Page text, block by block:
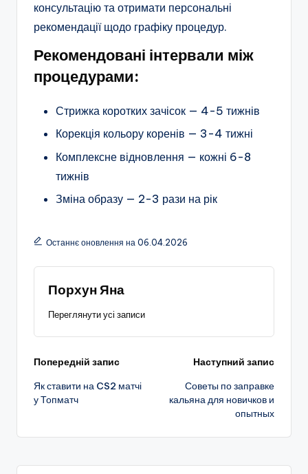
консультацію та отримати персональні
рекомендації щодо графіку процедур.
Рекомендовані інтервали між
процедурами:
Стрижка коротких зачісок — 4-5 тижнів
Корекція кольору коренів — 3-4 тижні
Комплексне відновлення — кожні 6-8
тижнів
Зміна образу — 2-3 рази на рік
Останнє оновлення на 06.04.2026
Порхун Яна
Переглянути усі записи
Навігація
по
Попередній запис
Як ставити на CS2 матчі
у Топматч
Наступний запис
Советы по заправке
кальяна для новичков и
опытных